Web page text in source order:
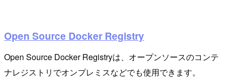
Open Source Docker Registry
Open Source Docker Registryは、オープンソースのコンテ
ナレジストリでオンプレミスなどでも使用できます。